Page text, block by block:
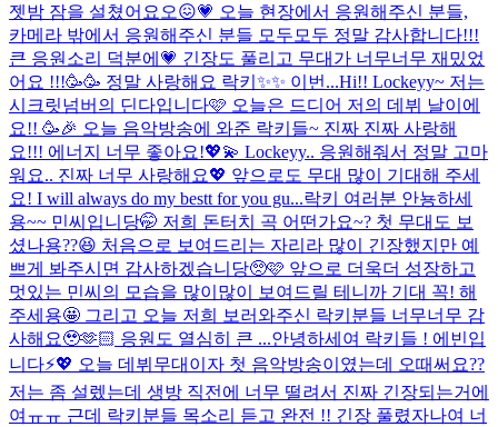
젯밤 잠을 설쳤어요오😖💗 오늘 현장에서 응원해주신 분들,
카메라 밖에서 응원해주신 분들 모두모두 정말 감사합니다!!!
큰 응원소리 덕분에💗 긴장도 풀리고 무대가 너무너무 재밌었
어요 !!!🥳🥳 정말 사랑해요 락키✨✨ 이번...Hi!! Lockeyy~ 저는
시크릿넘버의 딘다입니다🩷 오늘은 드디어 저의 데뷔 날이에
요!! 🥳🎉 오늘 음악방송에 와준 락키들~ 진짜 진짜 사랑해
요!!! 에너지 너무 좋아요!💖💫 Lockeyy.. 응원해줘서 정말 고마
워요.. 진짜 너무 사랑해요💖 앞으로도 무대 많이 기대해 주세
요! I will always do my bestt for you gu...락키 여러분 안뇽하세
용~~ 민씨입니당🤭 저희 돈터치 곡 어떤가요~? 첫 무대도 보
셨나용??😆 처음으로 보여드리는 자리라 많이 긴장했지만 예
쁘게 봐주시면 감사하겠습니당🥺🩷 앞으로 더욱더 성장하고
멋있는 민씨의 모습을 많이많이 보여드릴 테니까 기대 꼭! 해
주세용🤩 그리고 오늘 저희 보러와주신 락키분들 너무너무 감
사해요🥹🫶🏻 응원도 열심히 큰 ...안녕하세여 락키들 ! 에빈입
니다⚡️💖 오늘 데뷔무대이자 첫 음악방송이였는데 오때써요??
저는 좀 설렜는데 생방 직전에 너무 떨려서 진짜 긴장되는거에
여ㅠㅠ 근데 락키분들 목소리 듣고 완전 !! 긴장 풀렸자나여 너